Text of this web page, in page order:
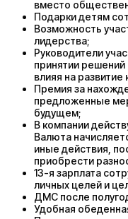
вместо
Подарки детям
Возможность
лидерства;
Руководители
принятии
влияя на развитие
Премия за
предложенные
будущем;
В компании
Валюта
иные действия,
приобрести
13-я зарплата
личных целей и
ДМС после
Удобная